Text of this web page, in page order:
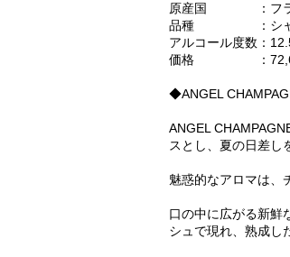
原産国 ：フラ
品種 ：シャルド
アルコール度数：
価格 ：
◆ANGEL
ANGEL
スとし、夏の日差し
魅惑的なアロマは、
口の中に広がる新鮮
シュで現れ、熟成し